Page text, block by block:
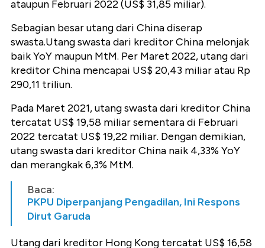
ataupun Februari 2022 (US$ 31,85 miliar).
Sebagian besar utang dari China diserap
swasta.Utang swasta dari kreditor China melonjak
baik YoY maupun MtM. Per Maret 2022, utang dari
kreditor China mencapai US$ 20,43 miliar atau Rp
290,11 triliun.
Pada Maret 2021, utang swasta dari kreditor China
tercatat US$ 19,58 miliar sementara di Februari
2022 tercatat US$ 19,22 miliar. Dengan demikian,
utang swasta dari kreditor China naik 4,33% YoY
dan merangkak 6,3% MtM.
Baca:
PKPU Diperpanjang Pengadilan, Ini Respons
Dirut Garuda
Utang dari kreditor Hong Kong tercatat US$ 16,58